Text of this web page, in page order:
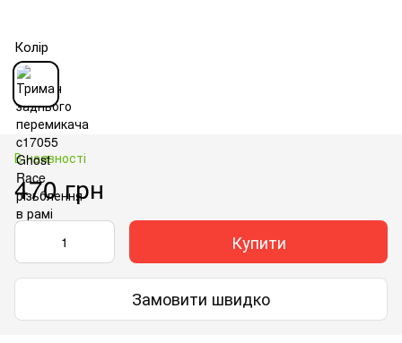
Колір
В наявності
470 грн
Купити
Замовити швидко